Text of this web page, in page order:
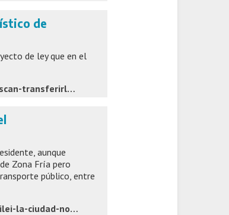
de
de ley que en el
https://www.infocielo.com/politica-y-economia/desde-el-congreso-buscan-transferirle-el-complejo-turistico-de-chapadmalal-a-la-provincia-de-buenos-aires
aunque
Zona Fría pero
público, entre
https://www.lanueva.com/nota/2026-6-1-12-29-0-susbielles-sobre-milei-la-ciudad-no-esta-recibiendo-el-acompanamiento-que-necesita